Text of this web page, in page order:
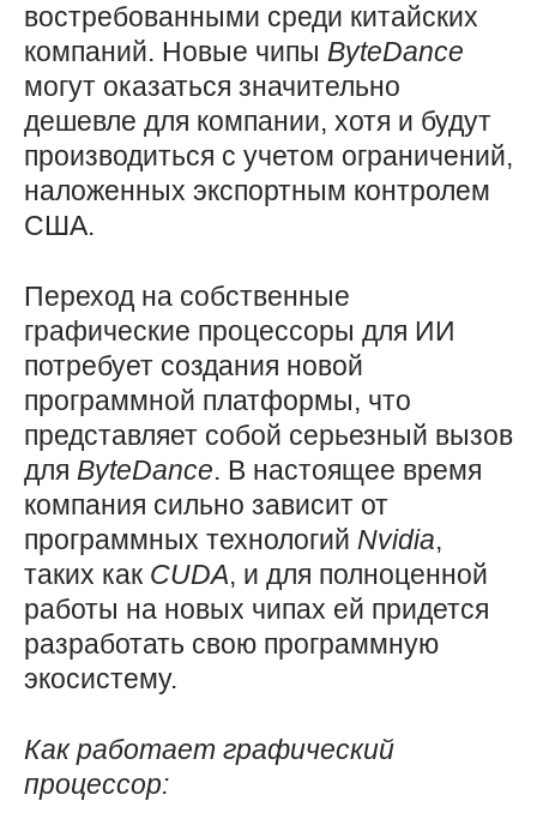
востребованными среди китайских
компаний. Новые чипы ByteDance
могут оказаться значительно
дешевле для компании, хотя и будут
производиться с учетом ограничений,
наложенных экспортным контролем
США.
Переход на собственные
графические процессоры для ИИ
потребует создания новой
программной платформы, что
представляет собой серьезный вызов
для ByteDance. В настоящее время
компания сильно зависит от
программных технологий Nvidia,
таких как CUDA, и для полноценной
работы на новых чипах ей придется
разработать свою программную
экосистему.
Как работает графический
процессор: